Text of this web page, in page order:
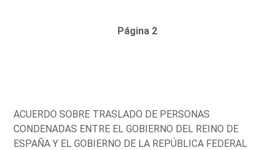
Página 2
ACUERDO SOBRE TRASLADO DE PERSONAS
CONDENADAS ENTRE EL GOBIERNO DEL REINO DE
ESPAÑA Y EL GOBIERNO DE LA REPÚBLICA FEDERAL